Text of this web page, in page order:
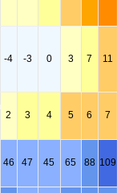
-4 -3 0 3 7 11
2 3 4 5 6 7
46 47 45 65 88 109